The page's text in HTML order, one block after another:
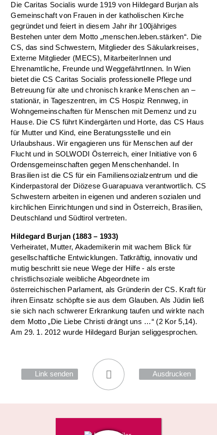
Die Caritas Socialis wurde 1919 von Hildegard Burjan als
Gemeinschaft von Frauen in der katholischen Kirche
gegründet und feiert in diesem Jahr ihr 100jähriges
Bestehen unter dem Motto „menschen.leben.stärken“. Die
CS, das sind Schwestern, Mitglieder des Säkularkreises,
Externe Mitglieder (MECS), MitarbeiterInnen und
Ehrenamtliche, Freunde und WeggefährtInnen. In Wien
bietet die CS Caritas Socialis professionelle Pflege und
Betreuung für alte und chronisch kranke Menschen an –
stationär, in Tageszentren, im CS Hospiz Rennweg, in
Wohngemeinschaften für Menschen mit Demenz und zu
Hause. Die CS führt Kindergärten und Horte, das CS Haus
für Mutter und Kind, eine Beratungsstelle und ein
Urlaubshaus. Wir engagieren uns für Menschen auf der
Flucht und in SOLWODI Österreich, einer Initiative von 6
Ordensgemeinschaften gegen Menschenhandel. In
Brasilien ist die CS für ein Familiensozialzentrum und die
Kinderpastoral der Diözese Guarapuava verantwortlich. CS
Schwestern arbeiten in eigenen und anderen sozialen und
kirchlichen Einrichtungen und sind in Österreich, Brasilien,
Deutschland und Südtirol vertreten.
Hildegard Burjan (1883 – 1933)
Verheiratet, Mutter, Akademikerin mit wachem Blick für
gesellschaftliche Entwicklungen. Tatkräftig, innovativ und
mutig beschritt sie neue Wege der Hilfe - als erste
christlichsoziale weibliche Abgeordnete im
österreichischen Parlament, als Gründerin der CS. Kraft für
ihren Einsatz schöpfte sie aus dem Glauben. Als Jüdin ließ
sie sich nach schwerer Erkrankung taufen und wirkte nach
dem Motto „Die Liebe Christi drängt uns …“ (2 Kor 5,14).
Am 29. 1. 2012 wurde Hildegard Burjan seliggesprochen.
Link senden Ausdrucken